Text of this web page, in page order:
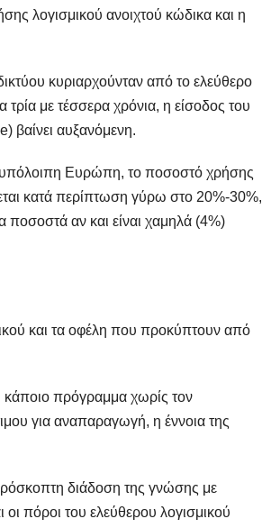
λογισμικού ανοιχτού κώδικα και η
κυριαρχούνταν από το ελεύθερο
τρία με τέσσερα χρόνια, η είσοδος του
βαίνει αυξανόμενη.
Ευρώπη, το ποσοστό χρήσης
κατά περίπτωση γύρω στο 20%-30%,
αν και είναι χαμηλά (4%)
και τα οφέλη που προκύπτουν από
κάποιο πρόγραμμα χωρίς τον
για αναπαραγωγή, η έννοια της
διάδοση της γνώσης με
πόροι του ελεύθερου λογισμικού